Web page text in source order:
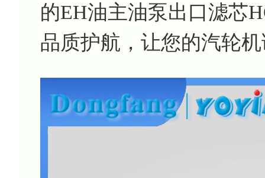
的EH油主油泵出口滤芯
品质护航，让您的汽轮